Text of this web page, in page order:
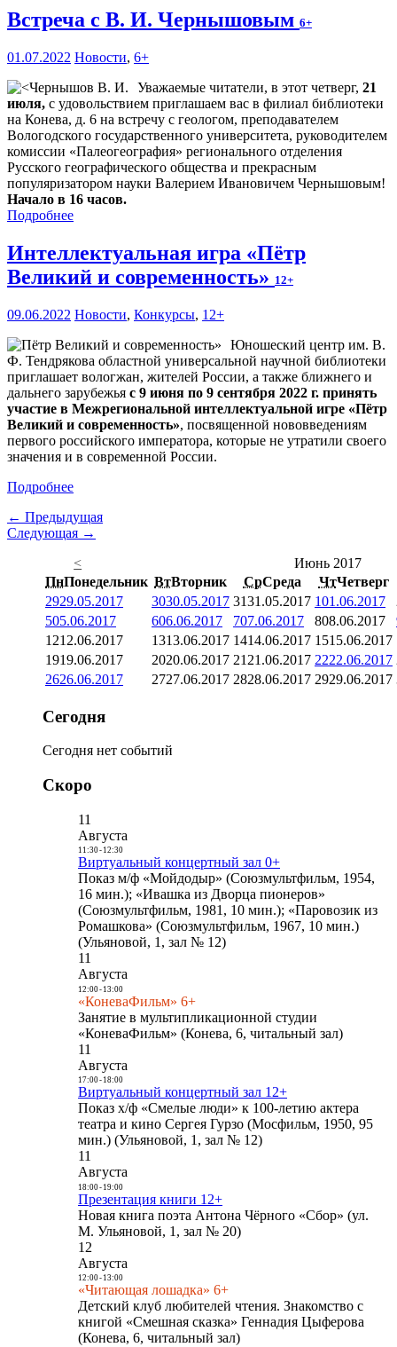
Встреча с В. И. Чернышовым 6+
01.07.2022 Новости, 6+
Уважаемые читатели, в этот четверг, 21
июля, с удовольствием приглашаем вас в филиал библиотеки
на Конева, д. 6 на встречу с геологом, преподавателем
Вологодского государственного университета, руководителем
комиссии «Палеогеография» регионального отделения
Русского географического общества и прекрасным
популяризатором науки Валерием Ивановичем Чернышовым!
Начало в 16 часов.
Подробнее
Интеллектуальная игра «Пётр
Великий и современность» 12+
09.06.2022 Новости, Конкурсы, 12+
Юношеский центр им. В.
Ф. Тендрякова областной универсальной научной библиотеки
приглашает вологжан, жителей России, а также ближнего и
дальнего зарубежья с 9 июня по 9 сентября 2022 г. принять
участие в Межрегиональной интеллектуальной игре «Пётр
Великий и современность», посвященной нововведениям
первого российского императора, которые не утратили своего
значения и в современной России.
Подробнее
← Предыдущая
Следующая →
<
Июнь 2017
ПнПонедельник ВтВторник СрСреда ЧтЧетверг
2929.05.2017 3030.05.2017 3131.05.2017 101.06.2017
505.06.2017 606.06.2017 707.06.2017 808.06.2017
1212.06.2017 1313.06.2017 1414.06.2017 1515.06.2017
1919.06.2017 2020.06.2017 21 21.06.2017 2222.06.2017
2626.06.2017 2727.06.2017 2828.06.2017 2929.06.2017
Сегодня
Сегодня нет событий
Скоро
11
Августа
11:30- 12:30
Виртуальный концертный зал 0+
Показ м/ф «Мойдодыр» (Союзмультфильм, 1954,
16 мин.); «Ивашка из Дворца пионеров»
(Союзмультфильм, 1981, 10 мин.); «Паровозик из
Ромашкова» (Союзмультфильм, 1967, 10 мин.)
(Ульяновой, 1, зал № 12)
11
Августа
12:00- 13:00
«КоневаФильм» 6+
Занятие в мультипликационной студии
«КоневаФильм» (Конева, 6, читальный зал)
11
Августа
17:00- 18:00
Виртуальный концертный зал 12+
Показ х/ф «Смелые люди» к 100-летию актера
театра и кино Сергея Гурзо (Мосфильм, 1950, 95
мин.) (Ульяновой, 1, зал № 12)
11
Августа
18:00- 19:00
Презентация книги 12+
Новая книга поэта Антона Чёрного «Сбор» (ул.
М. Ульяновой, 1, зал № 20)
12
Августа
12:00- 13:00
«Читающая лошадка» 6+
Детский клуб любителей чтения. Знакомство с
книгой «Смешная сказка» Геннадия Цыферова
(Конева, 6, читальный зал)